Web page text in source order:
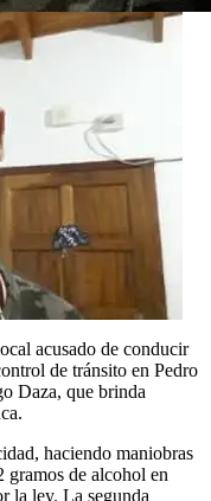
acusado de conducir
de tránsito en Pedro
Daza, que brinda
haciendo maniobras
gramos de alcohol en
la ley. La segunda